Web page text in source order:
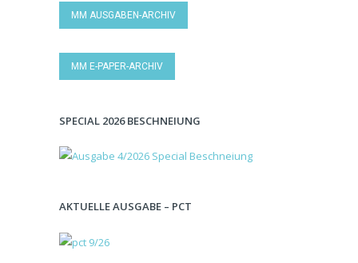
MM AUSGABEN-ARCHIV
MM E-PAPER-ARCHIV
SPECIAL 2026 BESCHNEIUNG
AKTUELLE AUSGABE – PCT